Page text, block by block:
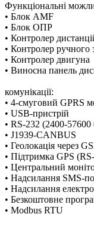
Функціональні
• Блок AMF
• Блок ОПР
• Контролер
• Контролер ручного
• Контролер двигуна
• Виносна панель
комунікації:
• 4-смуговий GPRS
• USB-пристрій
• RS-232 (2400-57600
• J1939-CANBUS
• Геолокація через
• Підтримка GPS
• Центральний
• Надсилання SMS-
• Надсилання
• Безкоштовне
• Modbus RTU